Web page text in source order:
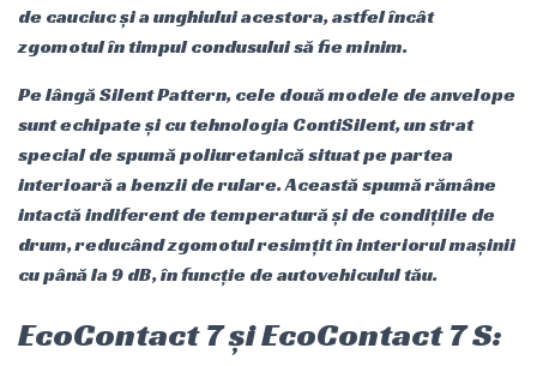
de cauciuc și a unghiului acestora, astfel încât
zgomotul în timpul condusului să fie minim.
Pe lângă Silent Pattern, cele două modele de anvelope
sunt echipate și cu tehnologia ContiSilent, un strat
special de spumă poliuretanică situat pe partea
interioară a benzii de rulare. Această spumă rămâne
intactă indiferent de temperatură și de condițiile de
drum, reducând zgomotul resimțit în interiorul mașinii
cu până la 9 dB, în funcție de autovehiculul tău.
EcoContact 7 și EcoContact 7 S: